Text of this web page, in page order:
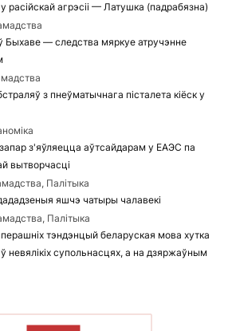
расійскай агрэсіі — Латушка (падрабязна)
Быхаве — следства мяркуе атручэнне
з пнеўматычнага пісталета кіёск у
з'яўляецца аўтсайдарам у ЕАЭС па
вытворчасці
Палітыка
яшчэ чатыры чалавекі
Палітыка
тэндэнцый беларуская мова хутка
невялікіх супольнасцях, а на дзяржаўным